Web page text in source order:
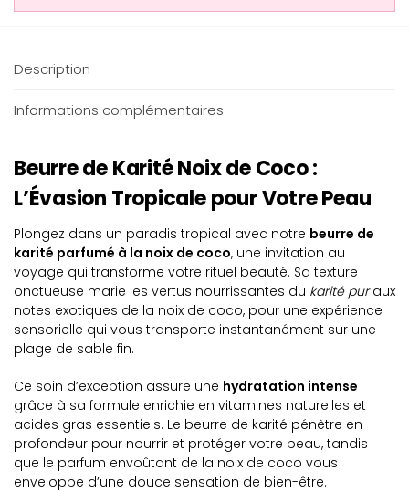
Description
Informations complémentaires
Beurre de Karité Noix de Coco :
L’Évasion Tropicale pour Votre Peau
Plongez dans un paradis tropical avec notre beurre de
karité parfumé à la noix de coco, une invitation au
voyage qui transforme votre rituel beauté. Sa texture
onctueuse marie les vertus nourrissantes du karité puraux
notes exotiques de la noix de coco, pour une expérience
sensorielle qui vous transporte instantanément sur une
plage de sable fin.
Ce soin d’exception assure une hydratation intense
grâce à sa formule enrichie en vitamines naturelles et
acides gras essentiels. Le beurre de karité pénètre en
profondeur pour nourrir et protéger votre peau, tandis
que le parfum envoûtant de la noix de coco vous
enveloppe d’une douce sensation de bien-être.